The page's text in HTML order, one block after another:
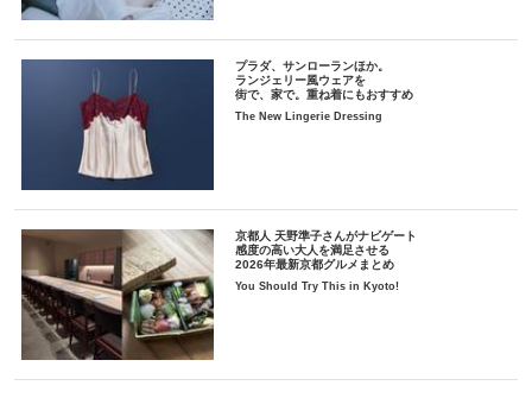
プラダ、サンローランほか。
ランジェリー風ウェアを
街で、家で。重ね着にもおすすめ
The New Lingerie Dressing
京都人 天野準子さんがナビゲート
感度の高い大人を満足させる
2026年最新京都グルメまとめ
You Should Try This in Kyoto!